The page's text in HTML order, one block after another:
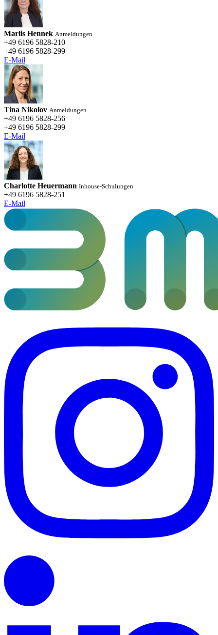
Marlis Hennek Anmeldungen
+49 6196 5828-210
+49 6196 5828-299
E-Mail
Tina Nikolov Anmeldungen
+49 6196 5828-256
+49 6196 5828-299
E-Mail
Charlotte Heuermann Inhouse-Schulungen
+49 6196 5828-251
E-Mail